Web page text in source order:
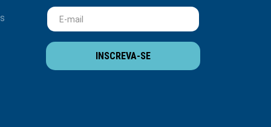
INSCREVA-SE